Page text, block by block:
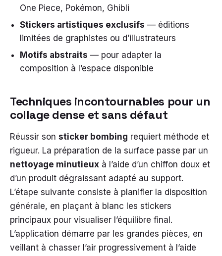
One Piece, Pokémon, Ghibli
Stickers artistiques exclusifs — éditions
limitées de graphistes ou d’illustrateurs
Motifs abstraits — pour adapter la
composition à l’espace disponible
Techniques incontournables pour un
collage dense et sans défaut
Réussir son sticker bombing requiert méthode et
rigueur. La préparation de la surface passe par un
nettoyage minutieux à l’aide d’un chiffon doux et
d’un produit dégraissant adapté au support.
L’étape suivante consiste à planifier la disposition
générale, en plaçant à blanc les stickers
principaux pour visualiser l’équilibre final.
L’application démarre par les grandes pièces, en
veillant à chasser l’air progressivement à l’aide